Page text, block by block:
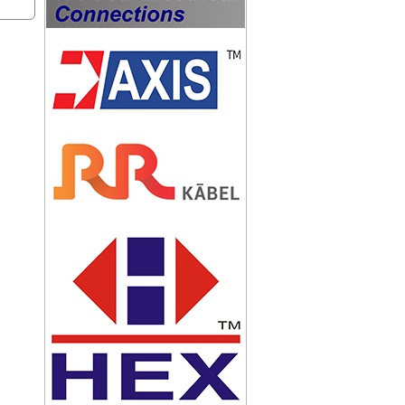
KIM THU SÉT ABB OPR45